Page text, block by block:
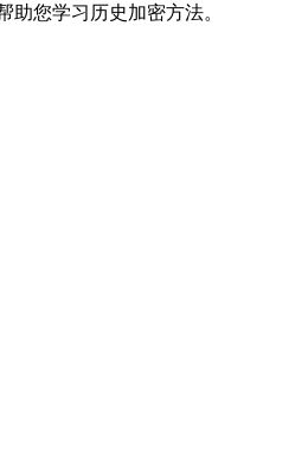
助您学习历史加密方法。